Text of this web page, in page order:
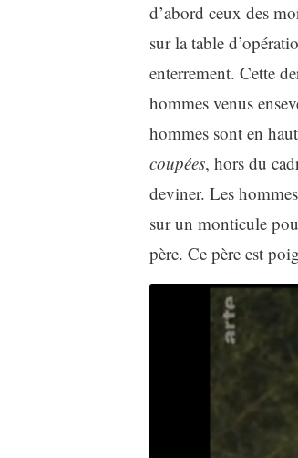
d’abord ceux des
sur la table
enterrement. Cette
hommes venus
hommes sont en
coupées, hors du
deviner. Les
sur un monticule
père. Ce père est